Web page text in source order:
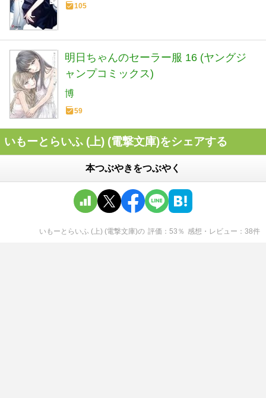
105
明日ちゃんのセーラー服 16 (ヤングジ
ャンプコミックス)
博
59
いもーとらいふ (上) (電撃文庫)をシェアする
本つぶやきをつぶやく
いもーとらいふ (上) (電撃文庫)の 評価 53 ％ 感想・レビュー 38件